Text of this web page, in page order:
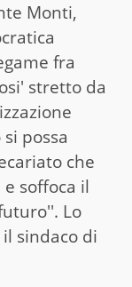
Monti,
fra
stretto da
possa
che
soffoca il
Lo
sindaco di